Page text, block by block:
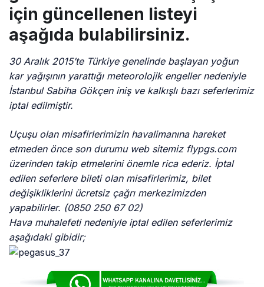
için güncellenen listeyi
aşağıda bulabilirsiniz.
30 Aralık 2015’te Türkiye genelinde başlayan yoğun
kar yağışının yarattığı meteorolojik engeller nedeniyle
İstanbul Sabiha Gökçen iniş ve kalkışlı bazı seferlerimiz
iptal edilmiştir.
Uçuşu olan misafirlerimizin havalimanına hareket
etmeden önce son durumu web sitemiz flypgs.com
üzerinden takip etmelerini önemle rica ederiz. İptal
edilen seferlere bileti olan misafirlerimiz, bilet
değişikliklerini ücretsiz çağrı merkezimizden
yapabilirler. (0850 250 67 02)
Hava muhalefeti nedeniyle iptal edilen seferlerimiz
aşağıdaki gibidir;